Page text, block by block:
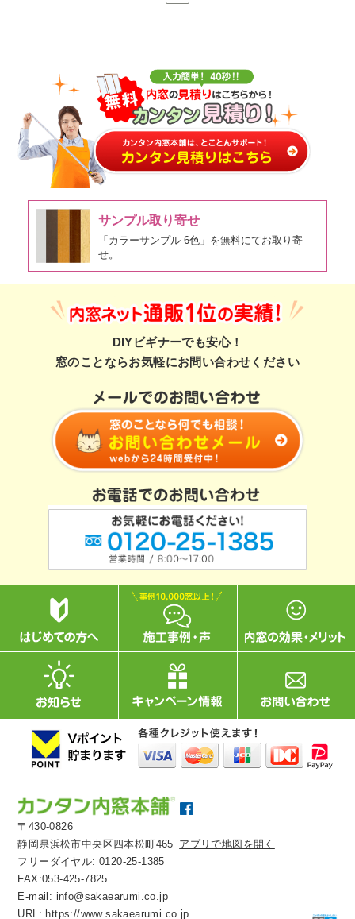
サンプル取り寄せ
「カラーサンプル 6色」を無料にてお取り寄
せ。
DIYビギナーでも安心！
窓のことならお気軽にお問い合わせください
〒430-0826
静岡県浜松市中央区四本松町465 アプリで地図を開く
フリーダイヤル:0120-25-1385
FAX:053-425-7825
E-mail: info@sakaearumi.co.jp
URL: https://www.sakaearumi.co.jp